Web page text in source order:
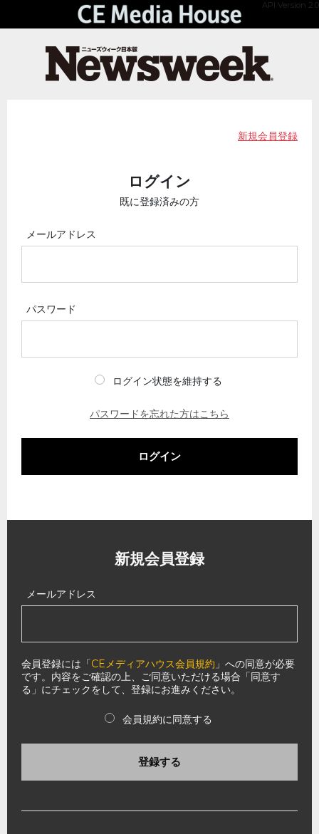
API Version 2.0
新規会員登録
ログイン
既に登録済みの方
メールアドレス
パスワード
ログイン状態を維持する
パスワードを忘れた方はこちら
ログイン
新規会員登録
メールアドレス
会員登録には「CEメディアハウス会員規約 」への同意が必要
です。内容をご確認の上、ご同意いただける場合「同意す
る」にチェックをして、登録にお進みください。
会員規約に同意する
登録する